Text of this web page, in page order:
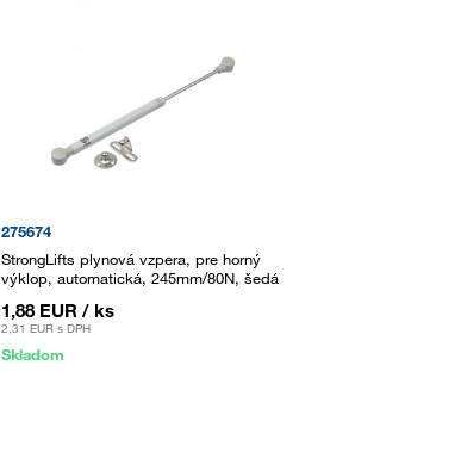
275674
StrongLifts plynová vzpera, pre horný
výklop, automatická, 245mm/80N, šedá
1,88 EUR / ks
2,31 EUR s DPH
Skladom